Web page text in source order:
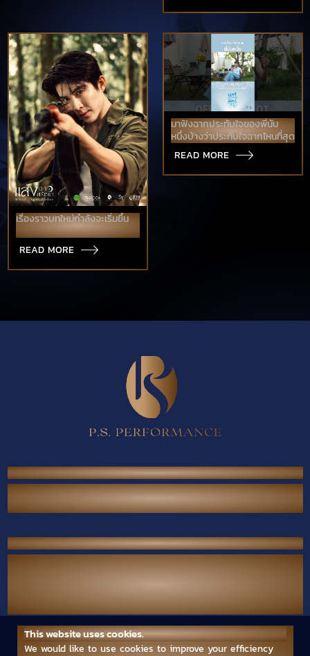
เรื่องราวบทใหม่กำลังจะเริ่มขึ้น
READ MORE
มาฟังฉากประทับใจของพี่นับ
หนึ่งบ้างว่าประทับใจฉากไหนที่สุด
READ MORE
P.S. Performance Co., Ltd.
38/567 Thai Raman Rd., Sam Wa Tawan Tok,
Khlong Sam Wa, Bangkok 10510 Thailand.
Contact Us
(+66) 02-118-2380
ps.performance545.80@gmail.com
Follow us
This website uses cookies.
We would like to use cookies to improve your efficiency